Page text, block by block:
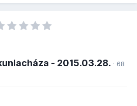
- 2015.03.28. · 68